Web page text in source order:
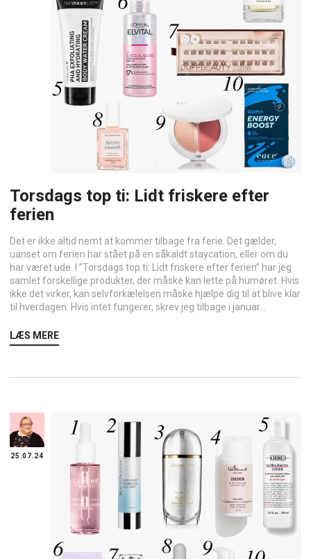
Torsdags top ti: Lidt friskere efter
ferien
Det er ikke altid nemt at kommer tilbage fra ferie. Det gælder,
uanset om ferien har stået på en såkaldt staycation, eller om du
har været ude. I ”Torsdags top ti: Lidt friskere efter ferien” har jeg
samlet forskellige produkter, der måske kan lette på humøret. Hvis
ikke det virker, kan selvforkælelsen måske hjælpe dig til at blive klar
til hverdagen. Hvis intet fungerer, skrev jeg tilbage i januar...
LÆS MERE
25.07.24